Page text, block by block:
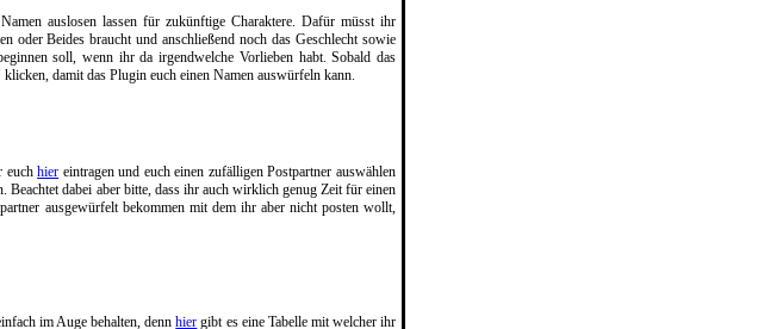
auslosen lassen für zukünftige Charaktere. Dafür müsst ihr
oder Beides braucht und anschließend noch das Geschlecht sowie
soll, wenn ihr da irgendwelche Vorlieben habt. Sobald das
damit das Plugin euch einen Namen auswürfeln kann.
euchhier eintragen und euch einen zufälligen Postpartner auswählen
Beachtet dabei aber bitte, dass ihr auch wirklich genug Zeit für einen
ausgewürfelt bekommen mit dem ihr aber nicht posten wollt,
im Auge behalten, dennhier gibt es eine Tabelle mit welcher ihr